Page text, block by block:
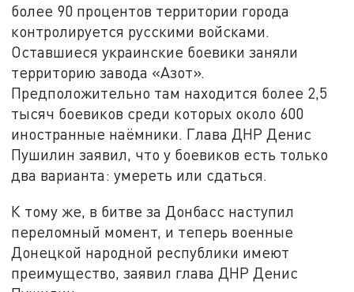
более 90 процентов территории города
контролируется русскими войсками.
Оставшиеся украинские боевики заняли
территорию завода «Азот».
Предположительно там находится более 2,5
тысяч боевиков среди которых около 600
иностранные наёмники. Глава ДНР Денис
Пушилин заявил, что у боевиков есть только
два варианта: умереть или сдаться.
К тому же, в битве за Донбасс наступил
переломный момент, и теперь военные
Донецкой народной республики имеют
преимущество, заявил глава ДНР Денис